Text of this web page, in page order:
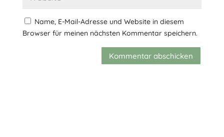
Name, E-Mail-Adresse und Website in diesem
Browser für meinen nächsten Kommentar speichern.
Kommentar abschicken